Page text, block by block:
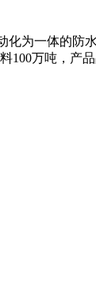
为一体的
100万吨，产品